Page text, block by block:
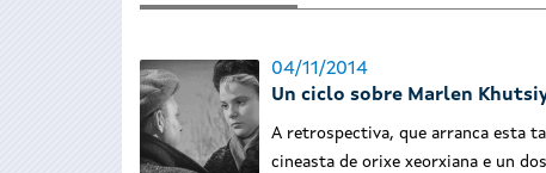
04/11/2014
Un ciclo sobre Marlen
A retrospectiva, que arranca esta
cineasta de orixe xeorxiana e un